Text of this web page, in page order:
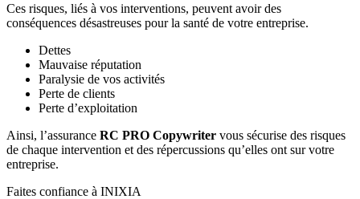
Ces risques, liés à vos interventions, peuvent avoir des
conséquences désastreuses pour la santé de votre entreprise.
Dettes
Mauvaise réputation
Paralysie de vos activités
Perte de clients
Perte d’exploitation
Ainsi, l’assurance RC PRO Copywriter vous sécurise des risques
de chaque intervention et des répercussions qu’elles ont sur votre
entreprise.
Faites confiance à INIXIA